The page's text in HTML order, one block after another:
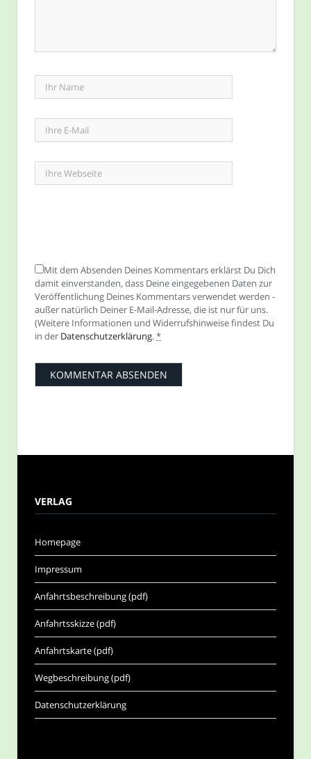
Mit dem Absenden Deines Kommentars erklärst Du Dich
damit einverstanden, dass Deine eingegebenen Daten zur
Veröffentlichung Deines Kommentars verwendet werden -
außer natürlich Deiner E-Mail-Adresse, die ist nur für uns.
(Weitere Informationen und Widerrufshinweise findest Du
in der Datenschutzerklärung.*
VERLAG
Homepage
Impressum
Anfahrtsbeschreibung (pdf)
Anfahrtsskizze (pdf)
Anfahrtskarte (pdf)
Wegbeschreibung (pdf)
Datenschutzerklärung